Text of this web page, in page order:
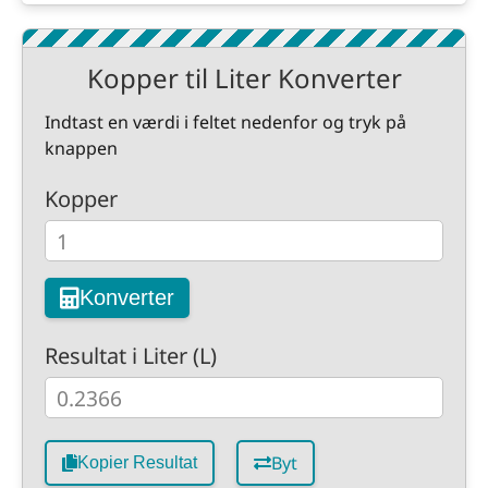
Kopper til Liter Konverter
Indtast en værdi i feltet nedenfor og tryk på
knappen
Kopper
Konverter
Resultat i Liter (L)
Kopier Resultat Byt